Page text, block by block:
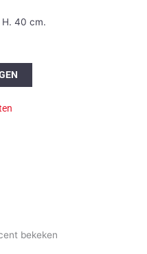
40 cm.
bekeken